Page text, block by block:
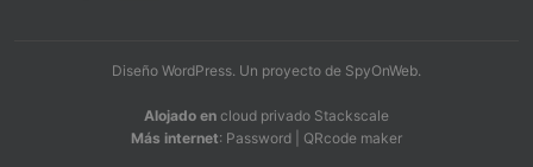
Diseño WordPress. Un proyecto de SpyOnWeb.
Alojado en cloud privado Stackscale
Más internet: Password QRcode maker